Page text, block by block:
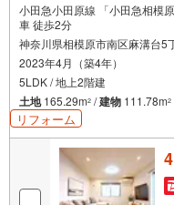
小田急小田原線 「小田急相模
車 徒歩2分
神奈川県相模原市南区麻溝台5
2023年4月（築4年）
5LDK / 地上2階建
土地165.29m2 /建物 111.78m2
リフォーム